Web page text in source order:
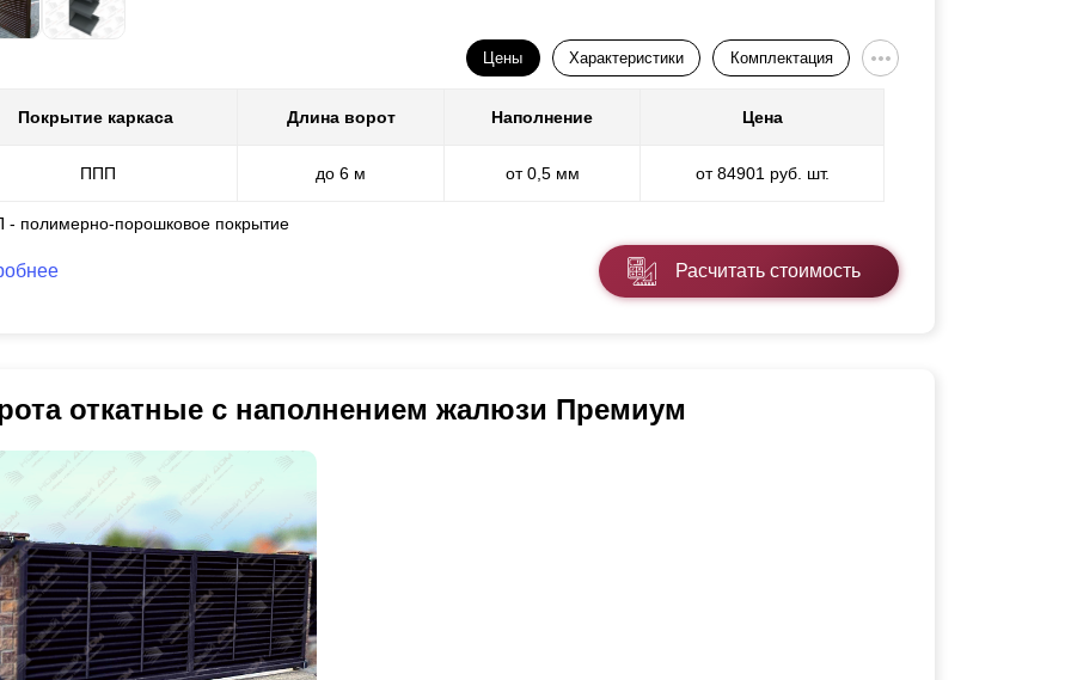
Цены Характеристики Комплектация
Покрытие каркаса Длина ворот Наполнение Цена
ППП до 6 м от 0,5 мм от 84901 руб. шт.
- полимерно-порошковое покрытие
Расчитать стоимость
откатные с наполнением жалюзи Премиум